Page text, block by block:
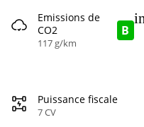
Emissions de
CO2
117 g/km
B
Puissance fiscale
7 CV